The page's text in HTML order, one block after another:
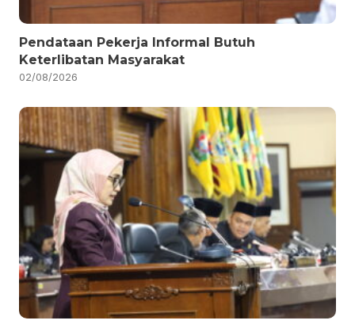
Pendataan Pekerja Informal Butuh
Keterlibatan Masyarakat
02/08/2026